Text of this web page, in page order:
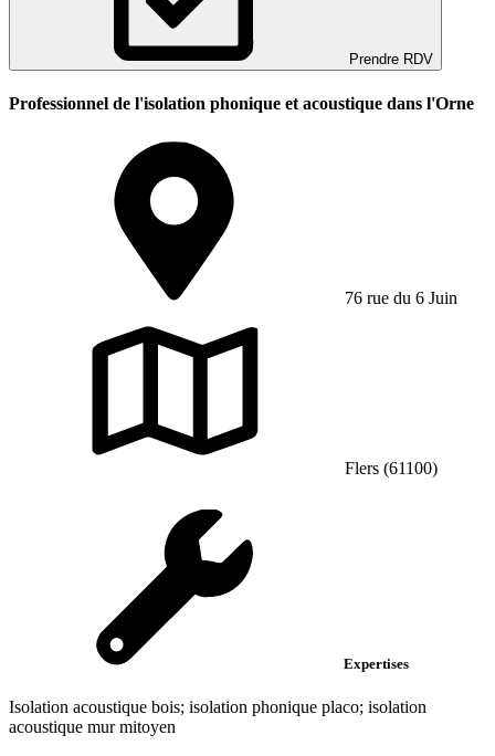
Prendre RDV
Professionnel de l'isolation phonique et acoustique dans l'Orne
76 rue du 6 Juin
Flers (61100)
Expertises
Isolation acoustique bois; isolation phonique placo; isolation
acoustique mur mitoyen